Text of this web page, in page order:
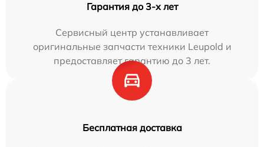
Гарантия до 3-х лет
Сервисный центр устанавливает
оригинальные запчасти техники Leupold и
предоставляет гарантию до 3 лет.
Бесплатная доставка